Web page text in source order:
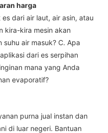
harga
dari air laut, air asin, atau
kira-kira mesin akan
air masuk? C. Apa
dari es serpihan
mana yang Anda
evaporatif?
purna jual instan dan
di luar negeri. Bantuan